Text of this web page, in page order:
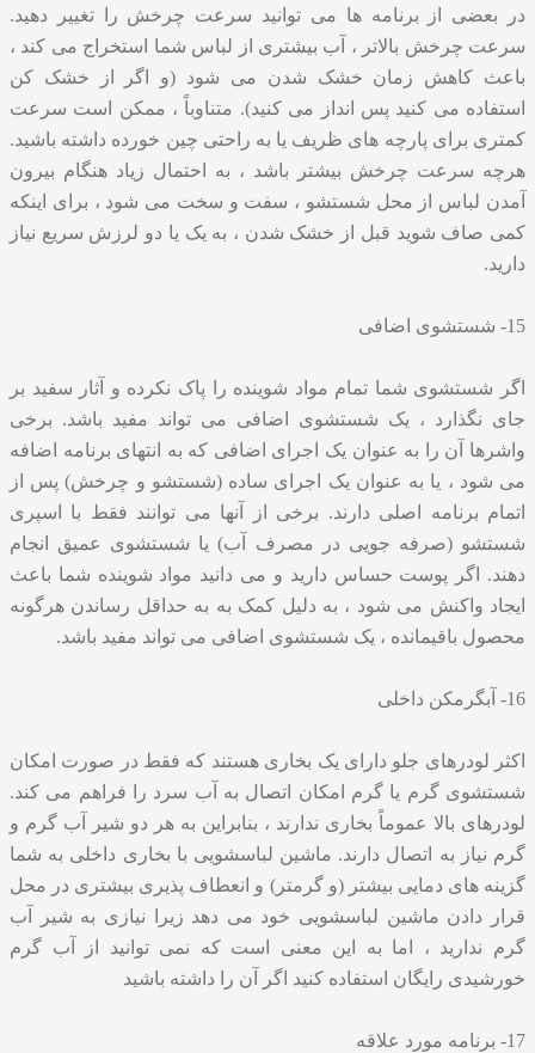
در بعضی از برنامه ها می توانید سرعت چرخش را تغییر دهید.
سرعت چرخش بالاتر ، آب بیشتری از لباس شما استخراج می کند ،
باعث کاهش زمان خشک شدن می شود (و اگر از خشک کن
استفاده می کنید پس انداز می کنید). متناوباً ، ممکن است سرعت
کمتری برای پارچه های ظریف یا به راحتی چین خورده داشته باشید.
هرچه سرعت چرخش بیشتر باشد ، به احتمال زیاد هنگام بیرون
آمدن لباس از محل شستشو ، سفت و سخت می شود ، برای اینکه
کمی صاف شوید قبل از خشک شدن ، به یک یا دو لرزش سریع نیاز
دارید.
15- شستشوی اضافی
اگر شستشوی شما تمام مواد شوینده را پاک نکرده و آثار سفید بر
جای نگذارد ، یک شستشوی اضافی می تواند مفید باشد. برخی
واشرها آن را به عنوان یک اجرای اضافی که به انتهای برنامه اضافه
می شود ، یا به عنوان یک اجرای ساده (شستشو و چرخش) پس از
اتمام برنامه اصلی دارند. برخی از آنها می توانند فقط با اسپری
شستشو (صرفه جویی در مصرف آب) یا شستشوی عمیق انجام
دهند. اگر پوست حساس دارید و می دانید مواد شوینده شما باعث
ایجاد واکنش می شود ، به دلیل کمک به به حداقل رساندن هرگونه
محصول باقیمانده ، یک شستشوی اضافی می تواند مفید باشد.
16- آبگرمکن داخلی
اکثر لودرهای جلو دارای یک بخاری هستند که فقط در صورت امکان
شستشوی گرم یا گرم امکان اتصال به آب سرد را فراهم می کند.
لودرهای بالا عموماً بخاری ندارند ، بنابراین به هر دو شیر آب گرم و
گرم نیاز به اتصال دارند. ماشین لباسشویی با بخاری داخلی به شما
گزینه های دمایی بیشتر (و گرمتر) و انعطاف پذیری بیشتری در محل
قرار دادن ماشین لباسشویی خود می دهد زیرا نیازی به شیر آب
گرم ندارید ، اما به این معنی است که نمی توانید از آب گرم
خورشیدی رایگان استفاده کنید اگر آن را داشته باشید
17- برنامه مورد علاقه